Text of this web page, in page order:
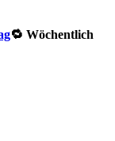
🔁 Wöchentlich